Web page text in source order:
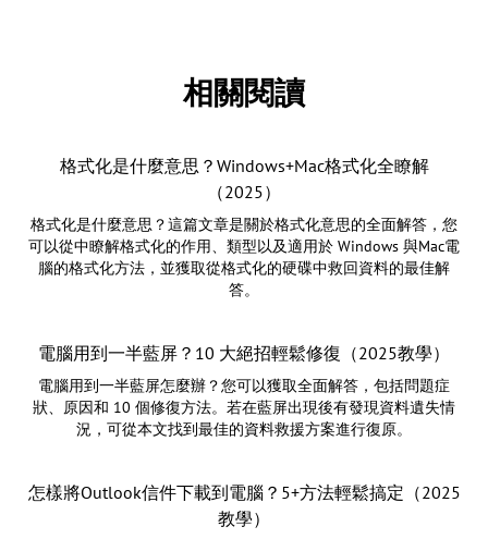
相關閱讀
格式化是什麼意思？Windows+Mac格式化全瞭解
（2025）
格式化是什麼意思？這篇文章是關於格式化意思的全面解答，您
可以從中瞭解格式化的作用、類型以及適用於 Windows 與Mac電
腦的格式化方法，並獲取從格式化的硬碟中救回資料的最佳解
答。
電腦用到一半藍屏？10 大絕招輕鬆修復（2025教學）
電腦用到一半藍屏怎麼辦？您可以獲取全面解答，包括問題症
狀、原因和 10 個修復方法。若在藍屏出現後有發現資料遺失情
況，可從本文找到最佳的資料救援方案進行復原。
怎樣將Outlook信件下載到電腦？5+方法輕鬆搞定（2025
教學）